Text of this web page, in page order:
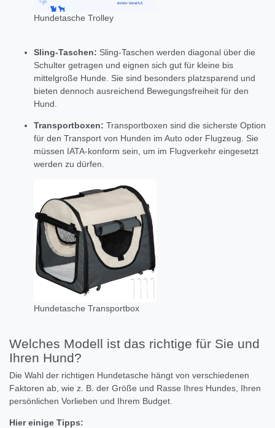
Hundetasche Trolley
Sling-Taschen: Sling-Taschen werden diagonal über die
Schulter getragen und eignen sich gut für kleine bis
mittelgroße Hunde. Sie sind besonders platzsparend und
bieten dennoch ausreichend Bewegungsfreiheit für den
Hund.
Transportboxen: Transportboxen sind die sicherste Option
für den Transport von Hunden im Auto oder Flugzeug. Sie
müssen IATA-konform sein, um im Flugverkehr eingesetzt
werden zu dürfen.
Hundetasche Transportbox
Welches Modell ist das richtige für Sie und
Ihren Hund?
Die Wahl der richtigen Hundetasche hängt von verschiedenen
Faktoren ab, wie z. B. der Größe und Rasse Ihres Hundes, Ihren
persönlichen Vorlieben und Ihrem Budget.
Hier einige Tipps: